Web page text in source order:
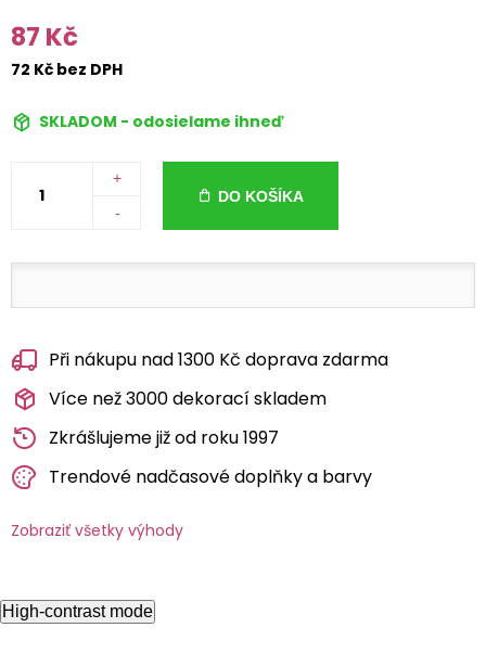
87 Kč
72 Kč bez DPH
SKLADOM - odosielame ihneď
+
-
DO KOŠÍKA
Při nákupu nad 1300 Kč doprava zdarma
Více než 3000 dekorací skladem
Zkrášlujeme již od roku 1997
Trendové nadčasové doplňky a barvy
Zobraziť všetky výhody
High-contrast mode